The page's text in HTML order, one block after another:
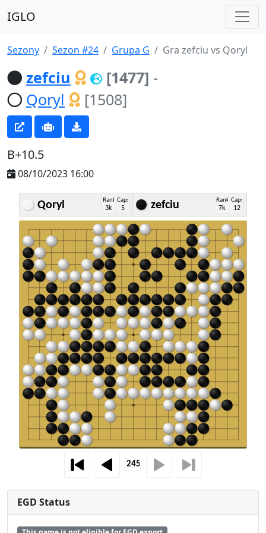
IGLO
Sezony Sezon #24 Grupa G Gra zefciu vs Qoryl
zefciu [1477] -
Qoryl
[1508]
B+10.5
08/10/2023 16:00
Qoryl Rank
3k
Caps
5 zefciu Rank
7k
Caps
12
EGD Status